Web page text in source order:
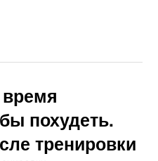
время
похудеть.
тренировки